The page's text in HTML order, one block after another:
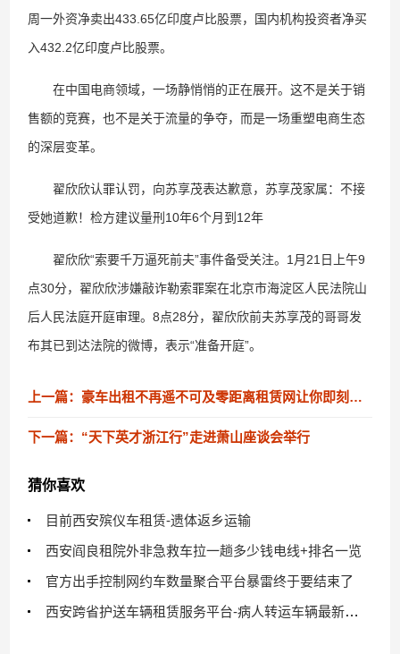
周一外资净卖出433.65亿印度卢比股票，国内机构投资者净买
入432.2亿印度卢比股票。
在中国电商领域，一场静悄悄的正在展开。这不是关于销
售额的竞赛，也不是关于流量的争夺，而是一场重塑电商生态
的深层变革。
翟欣欣认罪认罚，向苏享茂表达歉意，苏享茂家属：不接
受她道歉！检方建议量刑10年6个月到12年
翟欣欣“索要千万逼死前夫”事件备受关注。1月21日上午9
点30分，翟欣欣涉嫌敲诈勒索罪案在北京市海淀区人民法院山
后人民法庭开庭审理。8点28分，翟欣欣前夫苏享茂的哥哥发
布其已到达法院的微博，表示“准备开庭”。
上一篇：豪车出租不再遥不可及零距离租赁网让你即刻启程
下一篇：“天下英才浙江行”走进萧山座谈会举行
猜你喜欢
目前西安殡仪车租赁-遗体返乡运输
西安阎良租院外非急救车拉一趟多少钱电线+排名一览
官方出手控制网约车数量聚合平台暴雷终于要结束了
西安跨省护送车辆租赁服务平台-病人转运车辆最新排名一览